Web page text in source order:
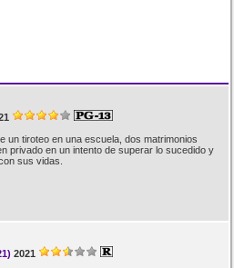
un tiroteo en una escuela, dos matrimonios
privado en un intento de superar lo sucedido y
sus vidas.
2021